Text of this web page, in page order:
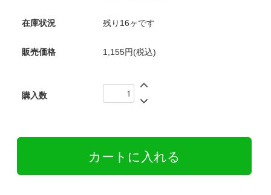
在庫状況 残り16ヶです
販売価格 1,155円(税込)
購入数